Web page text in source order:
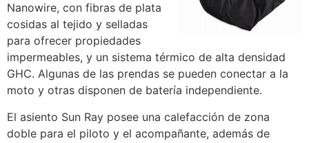
Nanowire, con fibras de plata
cosidas al tejido y selladas
para ofrecer propiedades
impermeables, y un sistema térmico de alta densidad
GHC. Algunas de las prendas se pueden conectar a la
moto y otras disponen de batería independiente.
El asiento Sun Ray posee una calefacción de zona
doble para el piloto y el acompañante, además de